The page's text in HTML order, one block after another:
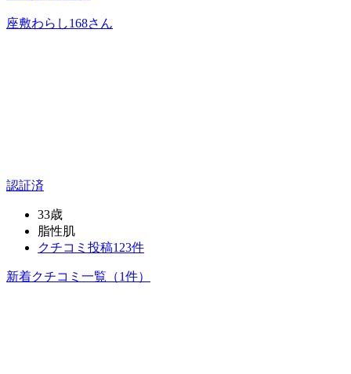
座敷わらし168さん
認証済
33歳
脂性肌
クチコミ投稿123件
新着クチコミ一覧 （1件）